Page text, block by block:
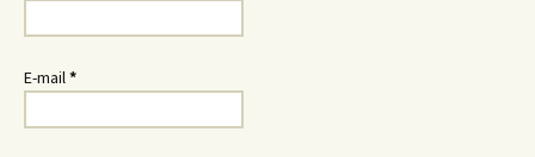
E-mail*